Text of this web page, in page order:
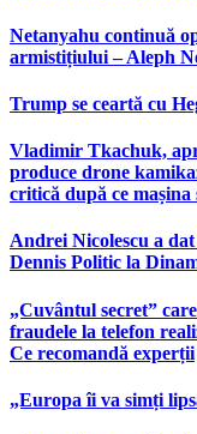
Netanyahu continuă
armistițiului – Aleph
Trump se ceartă cu
Vladimir Tkachuk,
produce drone
critică după ce mașina
Andrei Nicolescu a
Dennis Politic la
„Cuvântul secret”
fraudele la telefon
Ce recomandă experții
„Europa îi va simți